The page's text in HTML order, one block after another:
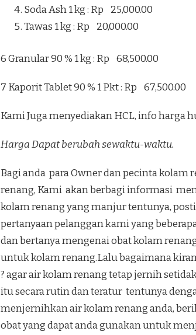
Soda Ash 1 kg : Rp 25,000.00
Tawas 1 kg : Rp 20,000.00
6 Granular 90 % 1 kg : Rp 68,500.00
7 Kaporit Tablet 90 % 1 Pkt : Rp 67,500.00
Kami Juga menyediakan HCL, info harga
Harga Dapat berubah sewaktu-waktu.
Bagi anda para Owner dan pecinta
renang, Kami akan berbagi informasi
kolam renang yang manjur tentunya,
pertanyaan pelanggan kami yang
dan bertanya mengenai obat kolam
untuk kolam renang.Lalu bagaimana
? agar air kolam renang tetap jernih
itu secara rutin dan teratur tentunya
menjernihkan air kolam renang anda,
obat yang dapat anda gunakan untuk